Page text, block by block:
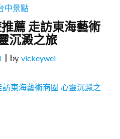
中景點
薦 走訪東海藝術
沉澱之旅
|by vickeywei